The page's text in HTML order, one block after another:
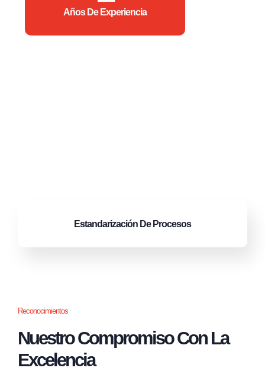
Años De Experiencia
Estandarización De Procesos
Reconocimientos
Nuestro Compromiso Con La
Excelencia